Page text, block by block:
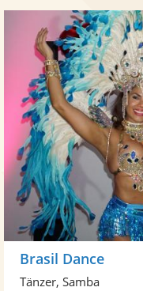
Brasil Dance
Tänzer, Samba